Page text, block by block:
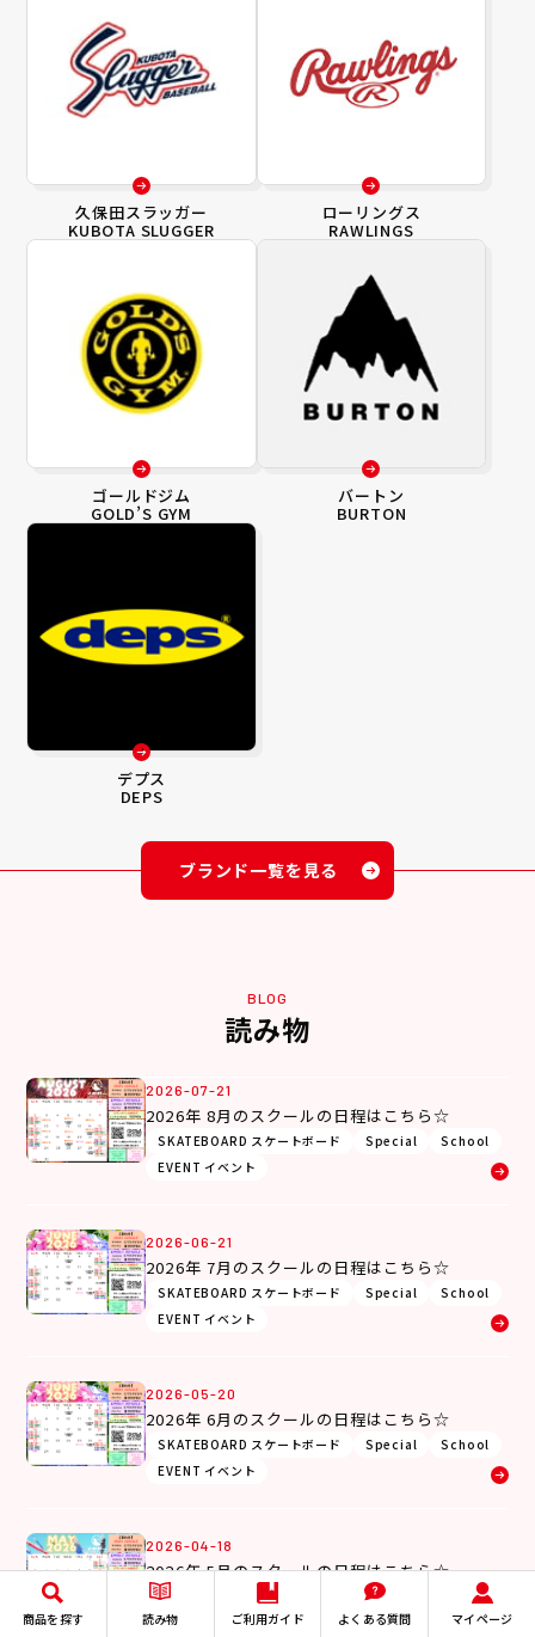
商品を探す 読み物 ご利用ガイド よくある質問 マイページ
久保田スラッガー
KUBOTA SLUGGER
ローリングス
RAWLINGS
ゴールドジム
GOLD’S GYM
バートン
BURTON
デプス
DEPS
ブランド一覧を見る
BLOG
読み物
2026-07-21
2026年 8月のスクールの日程はこちら☆
SKATEBOARD スケートボード Special
School
EVENT イベント
2026-06-21
2026年 7月のスクールの日程はこちら☆
SKATEBOARD スケートボード Special
School
EVENT イベント
2026-05-20
2026年 6月のスクールの日程はこちら☆
SKATEBOARD スケートボード Special
School
EVENT イベント
2026-04-18
2026年 5月のスクールの日程はこちら☆
SKATEBOARD スケートボード Special
School
EVENT イベント